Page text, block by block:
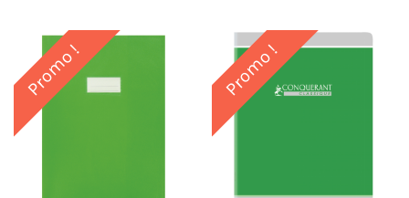
Promo ! Promo !